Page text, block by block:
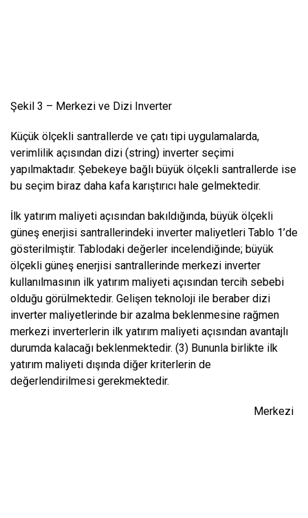
Şekil 3 – Merkezi ve Dizi Inverter
Küçük ölçekli santrallerde ve çatı tipi uygulamalarda,
verimlilik açısından dizi (string) inverter seçimi
yapılmaktadır. Şebekeye bağlı büyük ölçekli santrallerde ise
bu seçim biraz daha kafa karıştırıcı hale gelmektedir.
İlk yatırım maliyeti açısından bakıldığında, büyük ölçekli
güneş enerjisi santrallerindeki inverter maliyetleri Tablo 1’de
gösterilmiştir. Tablodaki değerler incelendiğinde; büyük
ölçekli güneş enerjisi santrallerinde merkezi inverter
kullanılmasının ilk yatırım maliyeti açısından tercih sebebi
olduğu görülmektedir. Gelişen teknoloji ile beraber dizi
inverter maliyetlerinde bir azalma beklenmesine rağmen
merkezi inverterlerin ilk yatırım maliyeti açısından avantajlı
durumda kalacağı beklenmektedir. (3) Bununla birlikte ilk
yatırım maliyeti dışında diğer kriterlerin de
değerlendirilmesi gerekmektedir.
Merkezi